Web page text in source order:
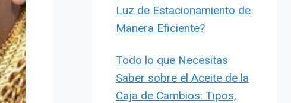
Luz de Estacionamiento de
Manera Eficiente?
Todo lo que Necesitas
Saber sobre el Aceite de la
Caja de Cambios: Tipos,